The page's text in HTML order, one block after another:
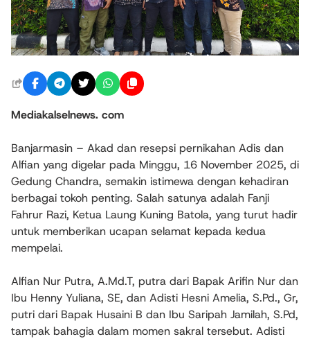
Mediakalselnews. com
Banjarmasin – Akad dan resepsi pernikahan Adis dan
Alfian yang digelar pada Minggu, 16 November 2025, di
Gedung Chandra, semakin istimewa dengan kehadiran
berbagai tokoh penting. Salah satunya adalah Fanji
Fahrur Razi, Ketua Laung Kuning Batola, yang turut hadir
untuk memberikan ucapan selamat kepada kedua
mempelai.
Alfian Nur Putra, A.Md.T, putra dari Bapak Arifin Nur dan
Ibu Henny Yuliana, SE, dan Adisti Hesni Amelia, S.Pd., Gr,
putri dari Bapak Husaini B dan Ibu Saripah Jamilah, S.Pd,
tampak bahagia dalam momen sakral tersebut. Adisti